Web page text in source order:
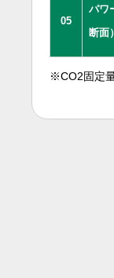
05
パワ
断面
※CO2固定